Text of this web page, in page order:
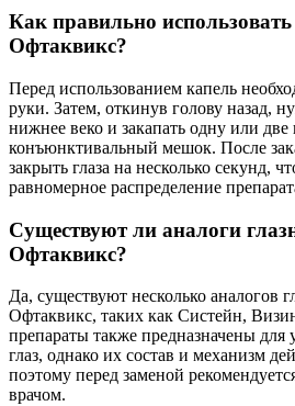
Как правильно
Офтаквикс?
Перед использованием капель
руки. Затем, откинув голову назад,
нижнее веко и закапать одну или две
конъюнктивальный мешок. После
закрыть глаза на несколько секунд,
равномерное распределение
Существуют ли аналоги
Офтаквикс?
Да, существуют несколько аналогов
Офтаквикс, таких как Систейн,
препараты также предназначены
глаз, однако их состав и механизм
поэтому перед заменой
врачом.